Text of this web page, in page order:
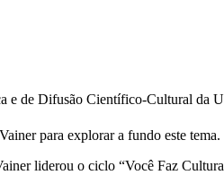
e de Difusão Científico-Cultural da
para explorar a fundo este tema.
liderou o ciclo “Você Faz